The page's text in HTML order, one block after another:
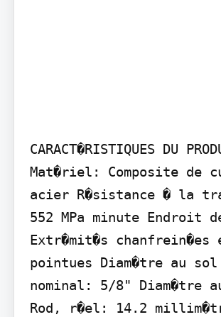
CARACT�RISTIQUES DU
Mat�riel: Composite de
acier R�sistance � la
552 MPa minute Endroit
Extr�mit�s chanfrein�es
pointues Diam�tre au sol
nominal: 5/8" Diam�tre
Rod, r�el: 14.2